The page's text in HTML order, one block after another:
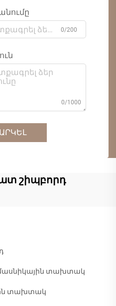
0/200
0/1000
շիպբորդ
տախտակ
տախտակ